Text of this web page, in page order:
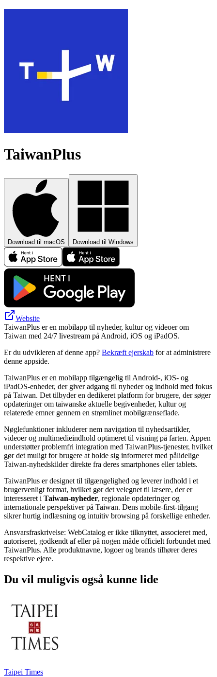
TaiwanPlus
Download til macOS Download til Windows
Website
TaiwanPlus er en mobilapp til nyheder, kultur og videoer om
Taiwan med 24/7 livestream på Android, iOS og iPadOS.
Er du udvikleren af denne app? Bekræft ejerskab for at administrere
denne appside.
TaiwanPlus er en mobilapp tilgængelig til Android-, iOS- og
iPadOS-enheder, der giver adgang til nyheder og indhold med fokus
på Taiwan. Det tilbyder en dedikeret platform for brugere, der søger
opdateringer om taiwanske aktuelle begivenheder, kultur og
relaterede emner gennem en strømlinet mobilgrænseflade.
Nøglefunktioner inkluderer nem navigation til nyhedsartikler,
videoer og multimedieindhold optimeret til visning på farten. Appen
understøtter problemfri integration med TaiwanPlus-tjenester, hvilket
gør det muligt for brugere at holde sig informeret med pålidelige
Taiwan-nyhedskilder direkte fra deres smartphones eller tablets.
TaiwanPlus er designet til tilgængelighed og leverer indhold i et
brugervenligt format, hvilket gør det velegnet til læsere, der er
interesseret i Taiwan-nyheder, regionale opdateringer og
internationale perspektiver på Taiwan. Dens mobile-first-tilgang
sikrer hurtig indlæsning og intuitiv browsing på forskellige enheder.
Ansvarsfraskrivelse: WebCatalog er ikke tilknyttet, associeret med,
autoriseret, godkendt af eller på nogen måde officielt forbundet med
TaiwanPlus. Alle produktnavne, logoer og brands tilhører deres
respektive ejere.
Du vil muligvis også kunne lide
Taipei Times